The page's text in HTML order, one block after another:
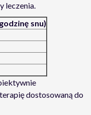
leczenia.
snu)
dostosowaną do